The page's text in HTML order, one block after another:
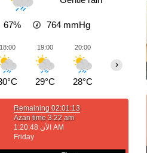
67% 764 mmHg
18:00 19:00
29°C
20:00
28°C
›